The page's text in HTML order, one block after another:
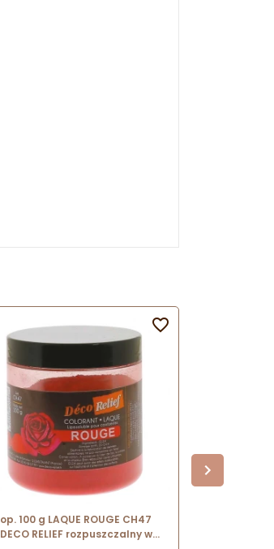
op. 100 g LAQUE ROUGE CH47
DECO RELIEF rozpuszczalny w
